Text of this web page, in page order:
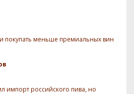
покупать меньше премиальных вин
импорт российского пива, но